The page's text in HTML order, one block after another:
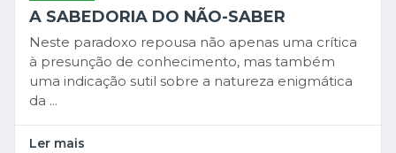
A SABEDORIA DO NÃO-SABER
Neste paradoxo repousa não apenas uma crítica
à presunção de conhecimento, mas também
uma indicação sutil sobre a natureza enigmática
da ...
Ler mais